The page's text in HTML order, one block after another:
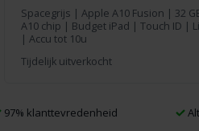
Spacegrijs | Apple A10 Fusion | 32
A10 chip | Budget iPad | Touch ID |
| Accu tot 10u
Tijdelijk uitverkocht
97% klanttevredenheid